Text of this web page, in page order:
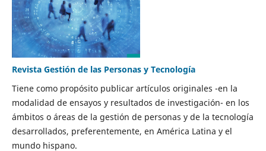
Revista Gestión de las Personas y Tecnología
Tiene como propósito publicar artículos originales -en la
modalidad de ensayos y resultados de investigación- en los
ámbitos o áreas de la gestión de personas y de la tecnología
desarrollados, preferentemente, en América Latina y el
mundo hispano.